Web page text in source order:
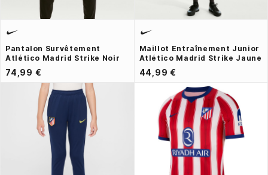
Pantalon Survêtement
Atlético Madrid Strike Noir
74,99 €
Maillot Entraînement Junior
Atlético Madrid Strike Jaune
44,99 €